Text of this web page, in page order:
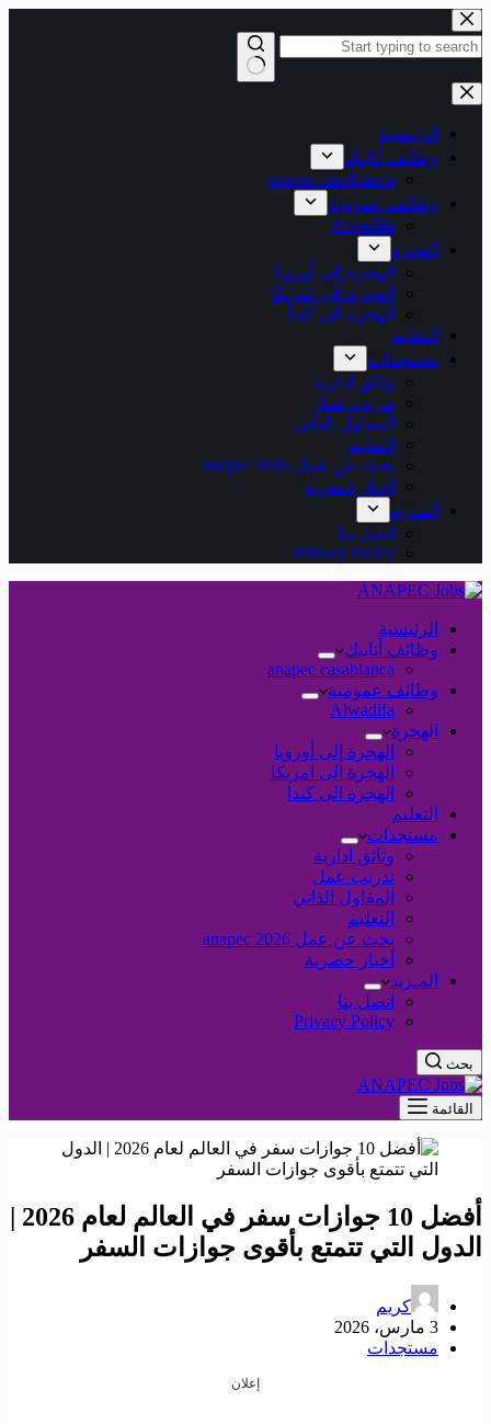
التجاوز
إلى
المحتوى
نتائج
الرئيسية
وظائف أنابيك
anapec casablanca
وظائف عمومية
Alwadifa
الهجرة
الهجرة إلى أوروبا
الهجرة الى امريكا
الهجرة الى كندا
التعليم
مستجدات
وثائق ادارية
تدريب عمل
المقاول الذاتي
التعليم
بحث عن عمل 2026 anapec
أخبار حصرية
المـزيد
اتصل بنا
Privacy Policy
الرئيسية
وظائف أنابيك
anapec casablanca
وظائف عمومية
Alwadifa
الهجرة
الهجرة إلى أوروبا
الهجرة الى امريكا
الهجرة الى كندا
التعليم
مستجدات
وثائق ادارية
تدريب عمل
المقاول الذاتي
التعليم
بحث عن عمل 2026 anapec
أخبار حصرية
المـزيد
اتصل بنا
Privacy Policy
بحث
القائمة
أفضل 10 جوازات سفر في العالم لعام 2026 |
الدول التي تتمتع بأقوى جوازات السفر
كريم
3 مارس، 2026
مستجدات
إعلان